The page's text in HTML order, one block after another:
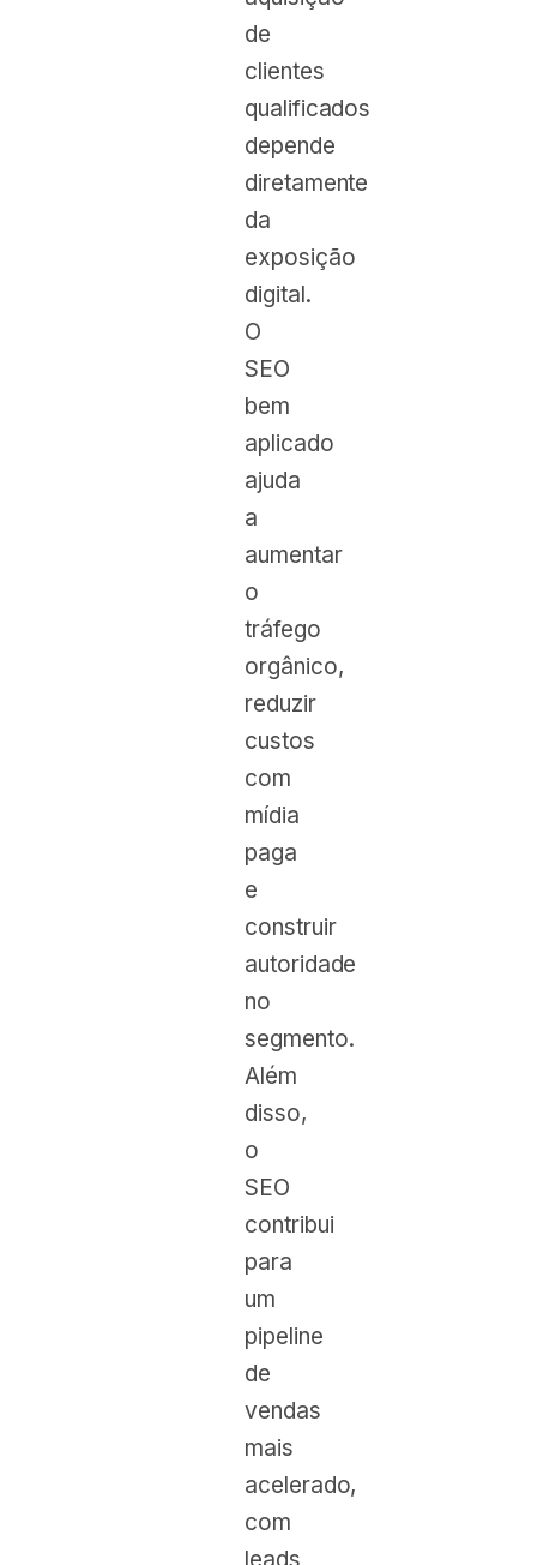
de
clientes
qualificados
depende
diretamente
da
exposição
digital.
O
SEO
bem
aplicado
ajuda
a
aumentar
o
tráfego
orgânico,
reduzir
custos
com
mídia
paga
e
construir
autoridade
no
segmento.
Além
disso,
o
SEO
contribui
para
um
pipeline
de
vendas
mais
acelerado,
com
leads